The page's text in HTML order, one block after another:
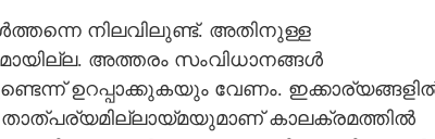
നിലവിലുണ്ട്. അതിനുള്ള
അത്തരം സംവിധാനങ്ങൾ
ഉറപ്പാക്കുകയും വേണം.
കാലക്രമത്തിൽ